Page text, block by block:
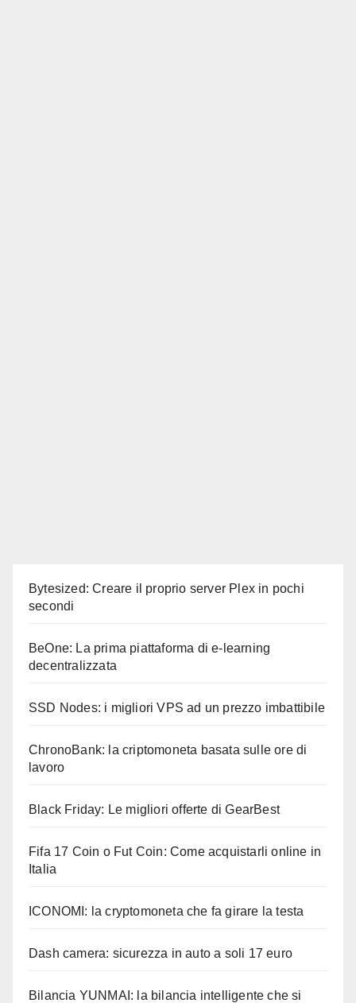
Bytesized: Creare il proprio server Plex in pochi
secondi
BeOne: La prima piattaforma di e-learning
decentralizzata
SSD Nodes: i migliori VPS ad un prezzo imbattibile
ChronoBank: la criptomoneta basata sulle ore di
lavoro
Black Friday: Le migliori offerte di GearBest
Fifa 17 Coin o Fut Coin: Come acquistarli online in
Italia
ICONOMI: la cryptomoneta che fa girare la testa
Dash camera: sicurezza in auto a soli 17 euro
Bilancia YUNMAI: la bilancia intelligente che si